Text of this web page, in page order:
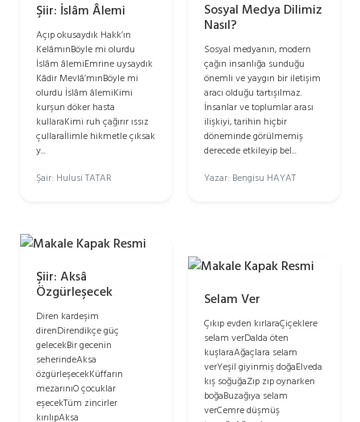
Şiir: İslâm Âlemi
Açıp okusaydık Hakk’ın
KelâmınBöyle mi olurdu
İslâm âlemiEmrine uysaydık
Kâdir Mevlâ’mınBöyle mi
olurdu İslâm âlemiKimi
kurşun döker hasta
kullaraKimi ruh çağırır ıssız
çullaraİlimle hikmetle çıksak
y...
Şair: Hulusi TATAR
Sosyal Medya Dilimiz
Nasıl?
Sosyal medyanın, modern
çağın insanlığa sunduğu
önemli ve yaygın bir iletişim
aracı olduğu tartışılmaz.
İnsanlar ve toplumlar arası
ilişkiyi, tarihin hiçbir
döneminde görülmemiş
derecede etkileyip bel...
Yazar: Bengisu HAYAT
Şiir: Aksâ
Özgürleşecek
Diren kardeşim
direnDirendikçe güç
gelecekBir gecenin
seherindeAksa
özgürleşecekKüffarın
mezarınıO çocuklar
eşecekTüm zincirler
kırılıpAksa
Selam Ver
Çıkıp evden kırlaraÇiçeklere
selam verDalda öten
kuşlaraAğaçlara selam
verYeşil giyinmiş doğaElveda
kış soğuğaZıp zıp oynarken
boğaBuzağıya selam
verCemre düşmüş